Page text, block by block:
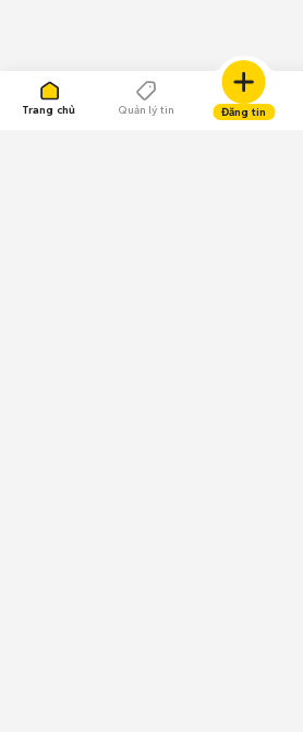
Trang chủ Quản lý tin Đăng tin